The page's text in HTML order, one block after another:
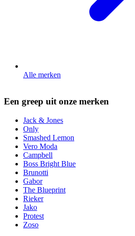
Alle merken
Een greep uit onze merken
Jack & Jones
Only
Smashed Lemon
Vero Moda
Campbell
Boss Bright Blue
Brunotti
Gabor
The Blueprint
Rieker
Jako
Protest
Zoso